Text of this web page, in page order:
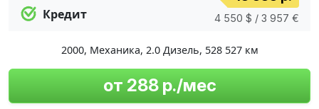
Кредит
4 550 $ / 3 957 €
2000, Механика, 2.0 Дизель, 528 527 км
от 288 р./мес